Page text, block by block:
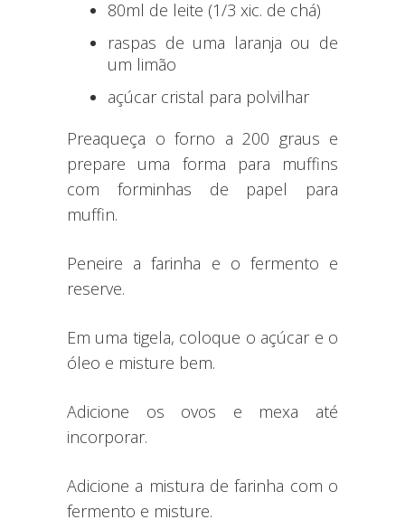
80ml de leite (1/3 xic. de chá)
raspas de uma laranja ou de
um limão
açúcar cristal para polvilhar
Preaqueça o forno a 200 graus e
prepare uma forma para muffins
com forminhas de papel para
muffin.
Peneire a farinha e o fermento e
reserve.
Em uma tigela, coloque o açúcar e o
óleo e misture bem.
Adicione os ovos e mexa até
incorporar.
Adicione a mistura de farinha com o
fermento e misture.